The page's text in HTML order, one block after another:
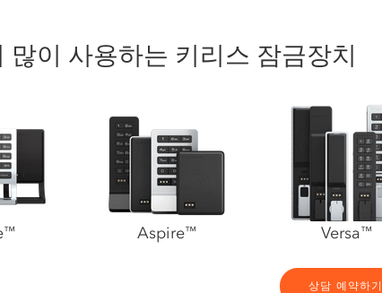
많이 사용하는 키리스 잠금장치
™ Aspire™ Versa™
상담 예약하기